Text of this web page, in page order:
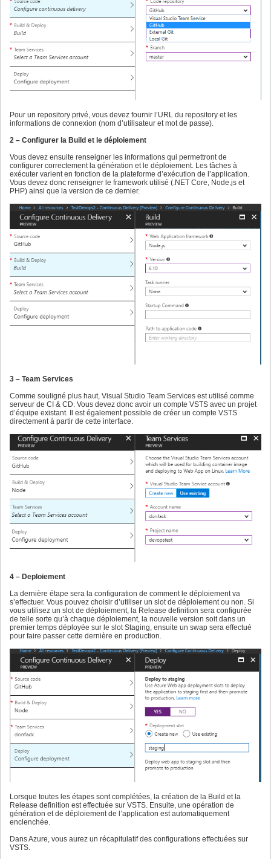
Pour un repository privé, vous devez fournir l’URL du repository et les
informations de connexion (nom d’utilisateur et mot de passe).
2 – Configurer la Build et le déploiement
Vous devez ensuite renseigner les informations qui permettront de
configurer correctement la génération et le déploiement. Les tâches à
exécuter varient en fonction de la plateforme d’exécution de l’application.
Vous devez donc renseigner le framework utilisé (.NET Core, Node.js et
PHP) ainsi que la version de ce dernier.
3 – Team Services
Comme souligné plus haut, Visual Studio Team Services est utilisé comme
serveur de CI & CD. Vous devez donc avoir un compte VSTS avec un projet
d’équipe existant. Il est également possible de créer un compte VSTS
directement à partir de cette interface.
4 – Deploiement
La dernière étape sera la configuration de comment le déploiement va
s’effectuer. Vous pouvez choisir d’utiliser un slot de déploiement ou non. Si
vous utilisez un slot de déploiement, la Release definition sera configurée
de telle sorte qu’à chaque déploiement, la nouvelle version soit dans un
premier temps déployée sur le slot Staging, ensuite un swap sera effectué
pour faire passer cette dernière en production.
Lorsque toutes les étapes sont complétées, la création de la Build et la
Release definition est effectuée sur VSTS. Ensuite, une opération de
génération et de déploiement de l’application est automatiquement
enclenchée.
Dans Azure, vous aurez un récapitulatif des configurations effectuées sur
VSTS.